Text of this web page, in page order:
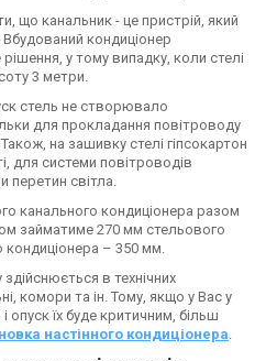
що канальник - це пристрій, який
кондиціонер
у тому випадку, коли стелі
3 метри.
стель не створювало
для прокладання повітроводу
на зашивку стелі гіпсокартон
для системи повітроводів
світла.
канального кондиціонера разом
займатиме 270 мм стельового
кондиціонера – 350 мм.
в технічних
комори та ін. Тому, якщо у Вас у
і опуск їх буде критичним, більш
настінного кондиціонера